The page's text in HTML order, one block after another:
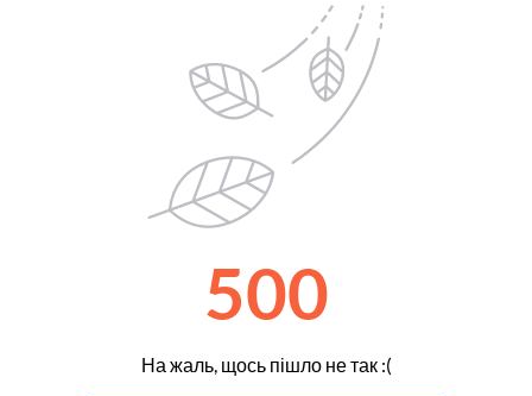
500
На жаль, щось пішло не так :(